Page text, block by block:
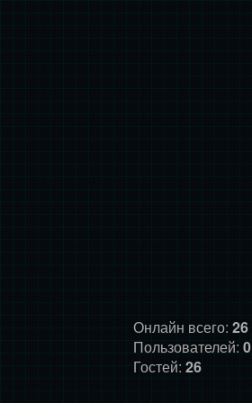
Онлайн всего: 26
Пользователей: 0
Гостей: 26